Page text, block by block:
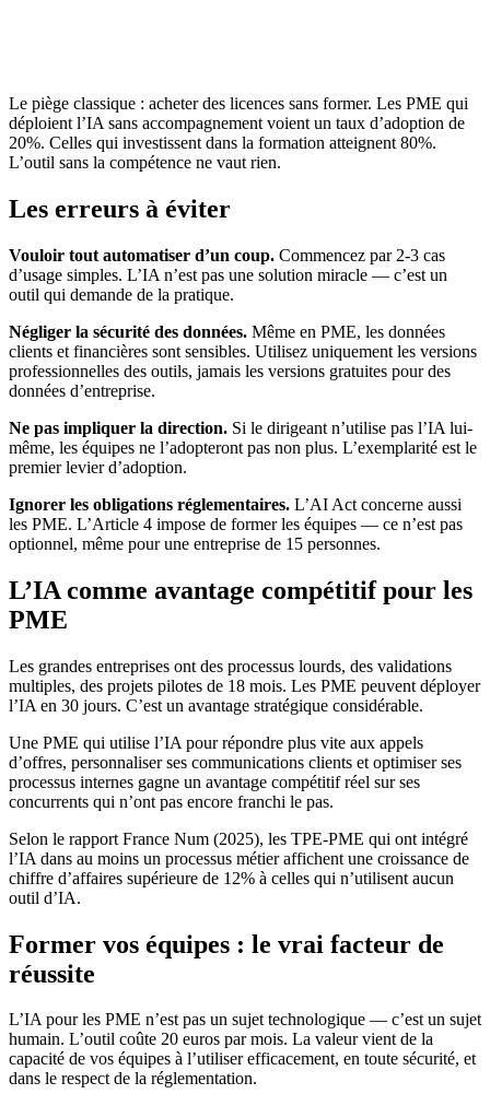
Le piège classique : acheter des licences sans former. Les PME qui
déploient l’IA sans accompagnement voient un taux d’adoption de
20%. Celles qui investissent dans la formation atteignent 80%.
L’outil sans la compétence ne vaut rien.
Les erreurs à éviter
Vouloir tout automatiser d’un coup. Commencez par 2-3 cas
d’usage simples. L’IA n’est pas une solution miracle — c’est un
outil qui demande de la pratique.
Négliger la sécurité des données. Même en PME, les données
clients et financières sont sensibles. Utilisez uniquement les versions
professionnelles des outils, jamais les versions gratuites pour des
données d’entreprise.
Ne pas impliquer la direction. Si le dirigeant n’utilise pas l’IA lui-
même, les équipes ne l’adopteront pas non plus. L’exemplarité est le
premier levier d’adoption.
Ignorer les obligations réglementaires. L’AI Act concerne aussi
les PME. L’Article 4 impose de former les équipes — ce n’est pas
optionnel, même pour une entreprise de 15 personnes.
L’IA comme avantage compétitif pour les
PME
Les grandes entreprises ont des processus lourds, des validations
multiples, des projets pilotes de 18 mois. Les PME peuvent déployer
l’IA en 30 jours. C’est un avantage stratégique considérable.
Une PME qui utilise l’IA pour répondre plus vite aux appels
d’offres, personnaliser ses communications clients et optimiser ses
processus internes gagne un avantage compétitif réel sur ses
concurrents qui n’ont pas encore franchi le pas.
Selon le rapport France Num (2025), les TPE-PME qui ont intégré
l’IA dans au moins un processus métier affichent une croissance de
chiffre d’affaires supérieure de 12% à celles qui n’utilisent aucun
outil d’IA.
Former vos équipes : le vrai facteur de
réussite
L’IA pour les PME n’est pas un sujet technologique — c’est un sujet
humain. L’outil coûte 20 euros par mois. La valeur vient de la
capacité de vos équipes à l’utiliser efficacement, en toute sécurité, et
dans le respect de la réglementation.